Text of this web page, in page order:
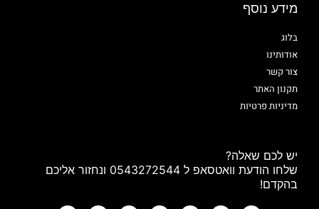
מידע נוסף
בלוג
אודותינו
צור קשר
תקנון האתר
מדיניות פרטיות
יש לכם שאלה?
שלחו הודעת וואטסאפ ל 0543272544 ונחזור אליכם
בהקדם!